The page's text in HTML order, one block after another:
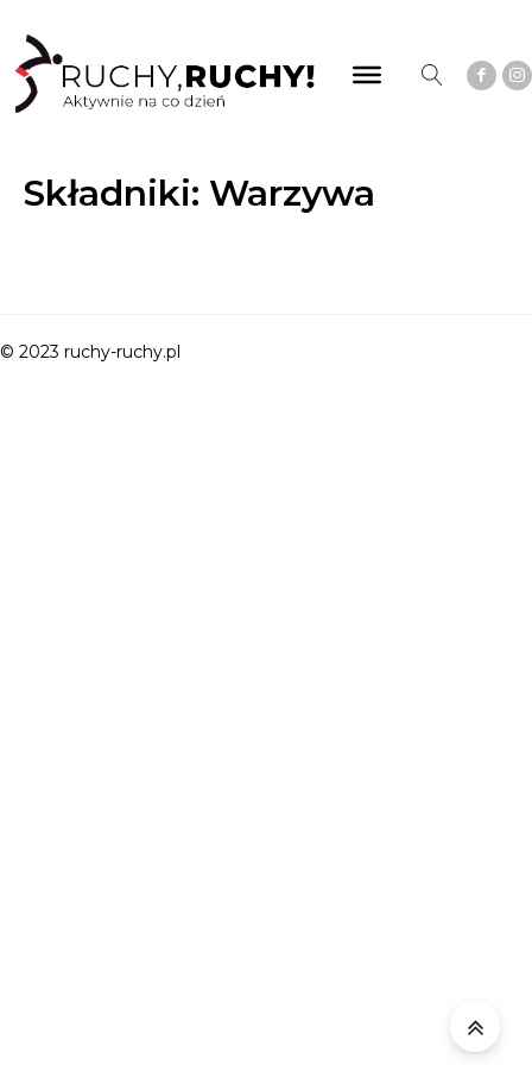
Składniki: Warzywa
© 2023 ruchy-ruchy.pl